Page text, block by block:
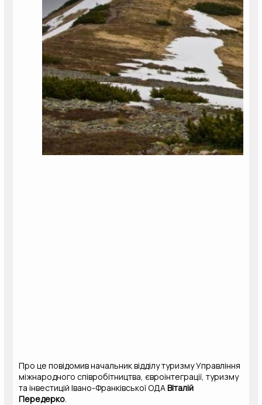
Про це повідомив начальник відділу туризму Управління
міжнародного співробітництва, євроінтеграції, туризму
та інвестицій Івано-Франківської ОДАВіталій
Передерко